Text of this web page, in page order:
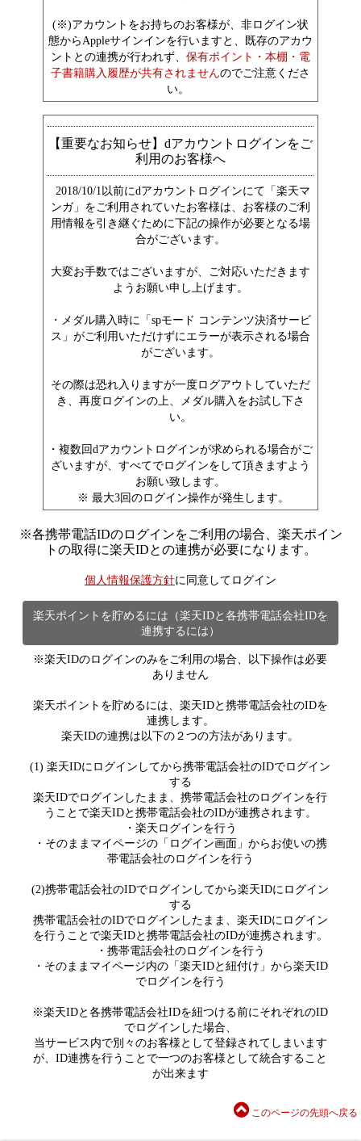
(※)アカウントをお持ちのお客様が、非ログイン状
態からAppleサインインを行いますと、既存のアカウ
ントとの連携が行われず、 保有ポイント・本棚・電
子書籍購入履歴が共有されませんのでご注意くださ
い。
【重要なお知らせ】dアカウントログインをご
利用のお客様へ
2018/10/1以前にdアカウントログインにて「楽天マ
ンガ」をご利用されていたお客様は、お客様のご利
用情報を引き継ぐために下記の操作が必要となる場
合がございます。
大変お手数ではございますが、ご対応いただきます
ようお願い申し上げます。
・メダル購入時に「spモード コンテンツ決済サービ
ス」がご利用いただけずにエラーが表示される場合
がございます。
その際は恐れ入りますが一度ログアウトしていただ
き、再度ログインの上、メダル購入をお試し下さ
い。
・複数回dアカウントログインが求められる場合がご
ざいますが、すべてでログインをして頂きますよう
お願い致します。
※ 最大3回のログイン操作が発生します。
※各携帯電話IDのログインをご利用の場合、楽天ポイン
トの取得に楽天IDとの連携が必要になります。
個人情報保護方針に同意してログイン
楽天ポイントを貯めるには（楽天IDと各携帯電話会社IDを
連携するには）
※楽天IDのログインのみをご利用の場合、以下操作は必要
ありません
楽天ポイントを貯めるには、楽天IDと携帯電話会社のIDを
連携します。
楽天IDの連携は以下の２つの方法があります。
(1) 楽天IDにログインしてから携帯電話会社のIDでログイン
する
楽天IDでログインしたまま、携帯電話会社のログインを行
うことで楽天IDと携帯電話会社のIDが連携されます。
・楽天ログインを行う
・そのままマイページの「ログイン画面」からお使いの携
帯電話会社のログインを行う
(2)携帯電話会社のIDでログインしてから楽天IDにログイン
する
携帯電話会社のIDでログインしたまま、楽天IDにログイン
を行うことで楽天IDと携帯電話会社のIDが連携されます。
・携帯電話会社のログインを行う
・そのままマイページ内の「楽天IDと紐付け」から楽天ID
でログインを行う
※楽天IDと各携帯電話会社IDを紐つける前にそれぞれのID
でログインした場合、
当サービス内で別々のお客様として登録されてしまいます
が、ID連携を行うことで一つのお客様として統合すること
が出来ます
このページの先頭へ戻る